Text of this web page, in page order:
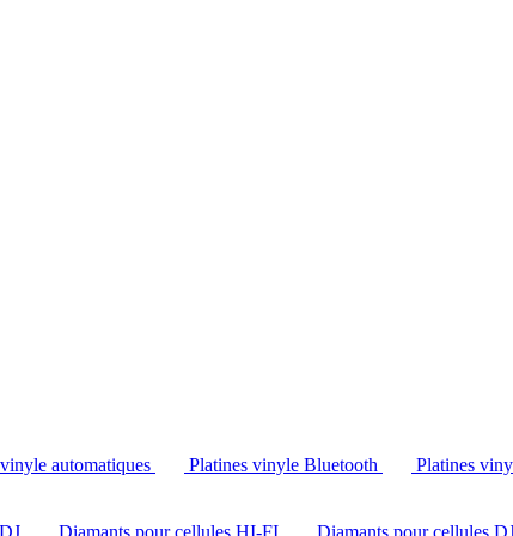
automatiques Platines vinyle Bluetooth
Platines
Diamants pour cellules HI-FI
Diamants pour cellules